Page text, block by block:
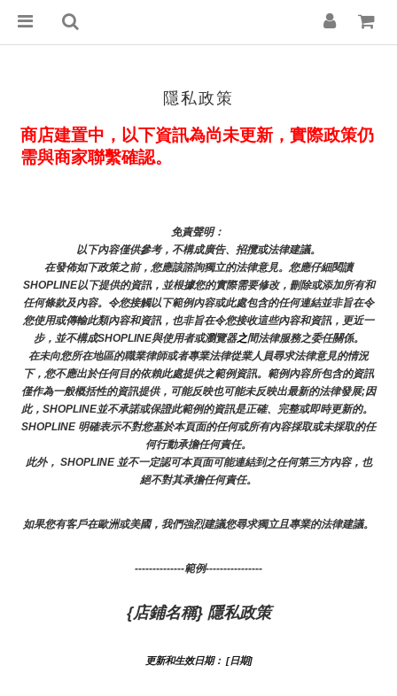
隱私政策
商店建置中，以下資訊為尚未更新，實際政策仍
需與商家聯繫確認。
免責聲明：
以下內容僅供參考，不構成廣告、招攬或法律建議。
在發佈如下政策之前，您應該諮詢獨立的法律意見。您應仔細閱讀
SHOPLINE以下提供的資訊，並根據您的實際需要修改，刪除或添加所有和
任何條款及內容。令您接觸以下範例內容或此處包含的任何連結並非旨在令
您使用或傳輸此類內容和資訊，也非旨在令您接收這些內容和資訊，更近一
步，並不構成SHOPLINE與使用者或瀏覽器之間法律服務之委任關係。
在未向您所在地區的職業律師或者專業法律從業人員尋求法律意見的情況
下，您不應出於任何目的依賴此處提供之範例資訊。範例內容所包含的資訊
僅作為一般概括性的資訊提供，可能反映也可能未反映出最新的法律發展;因
此，SHOPLINE並不承諾或保證此範例的資訊是正確、完整或即時更新的。
SHOPLINE 明確表示不對您基於本頁面的任何或所有內容採取或未採取的任
何行動承擔任何責任。
此外， SHOPLINE 並不一定認可本頁面可能連結到之任何第三方內容，也
絕不對其承擔任何責任。
如果您有客戶在歐洲或美國，我們強烈建議您尋求獨立且專業的法律建議。
--------------範例----------------
{店鋪名稱} 隱私政策
更新和生效日期： [日期]